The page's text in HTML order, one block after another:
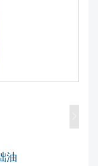
油